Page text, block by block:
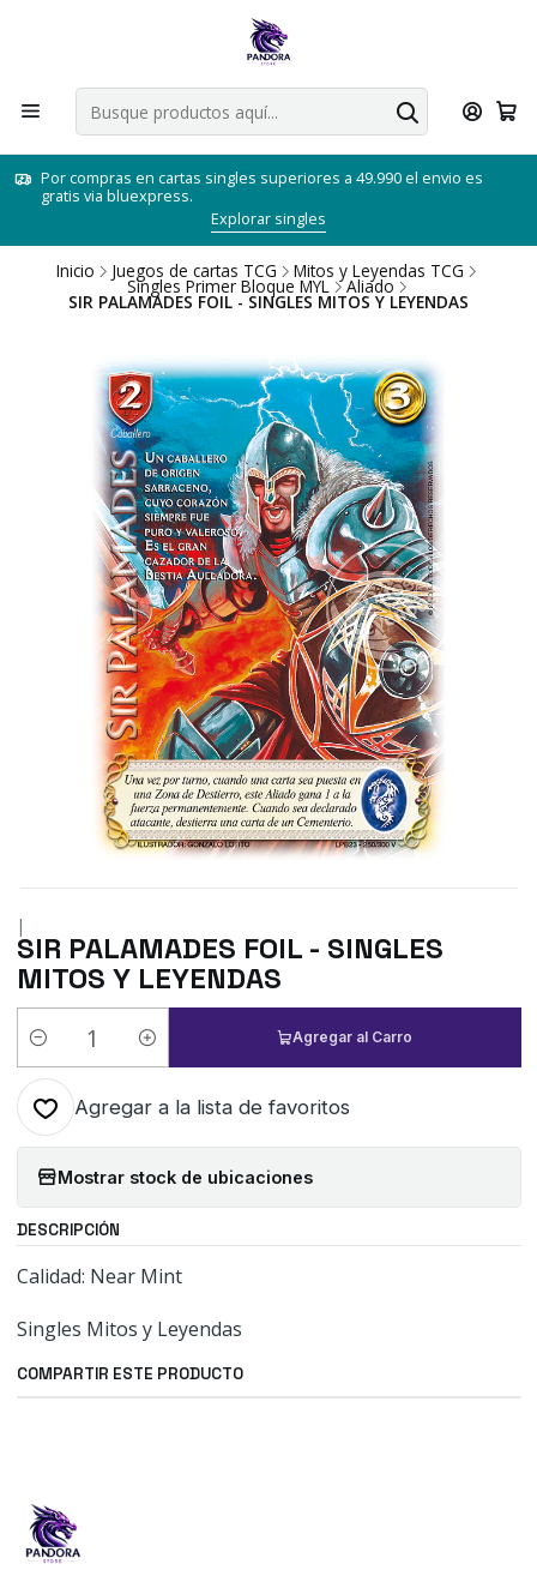
Por compras en cartas singles superiores a 49.990 el envio es
gratis via bluexpress.
Explorar singles
Inicio Juegos de cartas TCG Mitos y Leyendas TCG
Singles Primer Bloque MYL Aliado
SIR PALAMADES FOIL - SINGLES MITOS Y LEYENDAS
|
SIR PALAMADES FOIL - SINGLES
MITOS Y LEYENDAS
Cantidad
Agregar al Carro
Agregar a la lista de favoritos
Mostrar stock de ubicaciones
DESCRIPCIÓN
Calidad: Near Mint
Singles Mitos y Leyendas
COMPARTIR ESTE PRODUCTO